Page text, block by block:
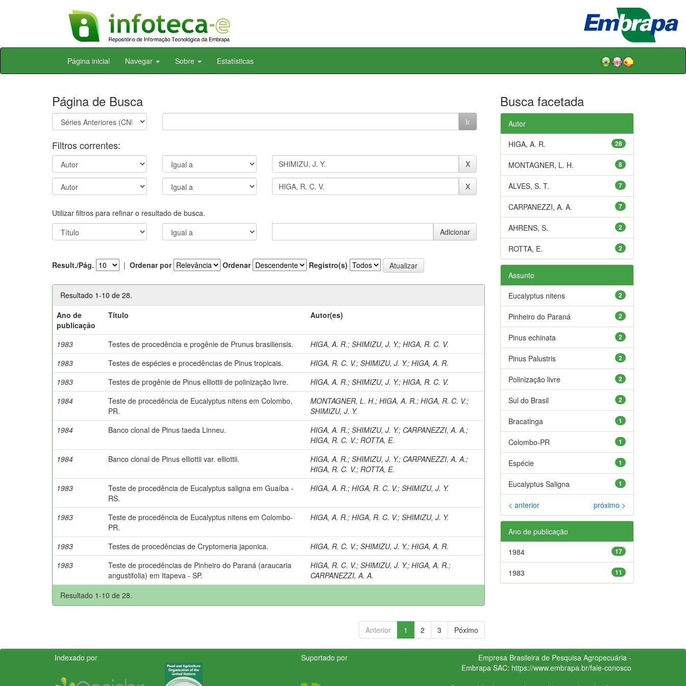
Skip
Página inicial Navegar Sobre Estatísticas
Página de Busca
Filtros correntes:
Utilizar filtros para refinar o resultado de busca.
Result./Pág. | Ordenar por Ordenar Registro(s)
Resultado 1-10 de 28.
Ano de
publicação
Título Autor(es)
1983 Testes de procedência e progênie de Prunus brasiliensis. HIGA, A. R.;SHIMIZU, J. Y.;HIGA, R. C. V.
1983
Testes de espécies e procedências de Pinus tropicais. HIGA, R. C. V.;SHIMIZU, J. Y.;HIGA, A. R.
1983
Testes de progênie de Pinus elliottii de polinização livre. HIGA, A. R.;SHIMIZU, J. Y.;HIGA, R. C. V.
1984
Teste de procedência de Eucalyptus nitens em Colombo,
PR.
MONTAGNER, L. H.;HIGA, A. R.;HIGA, R. C. V.;
SHIMIZU, J. Y.
1984
Banco clonal de Pinus taeda Linneu. HIGA, A. R.;SHIMIZU, J. Y.; CARPANEZZI, A. A.;
HIGA, R. C. V.; ROTTA, E.
1984
Banco clonal de Pinus elliottii var. elliottii. HIGA, A. R.;SHIMIZU, J. Y.; CARPANEZZI, A. A.;
HIGA, R. C. V.; ROTTA, E.
1983
Teste de procedência de Eucalyptus saligna em Guaíba -
RS.
HIGA, A. R.;HIGA, R. C. V.;SHIMIZU, J. Y.
1983
Teste de procedência de Eucalyptus nitens em Colombo-
PR.
HIGA, A. R.;HIGA, R. C. V.;SHIMIZU, J. Y.
1983 Testes de procedências de Cryptomeria japonica. HIGA, R. C. V.;SHIMIZU, J. Y.;HIGA, A. R.
1983
Teste de procedências de Pinheiro do Paraná (araucaria
angustifolia) em Itapeva - SP.
HIGA, R. C. V.;SHIMIZU, J. Y.;HIGA, A. R.;
CARPANEZZI, A. A.
Resultado 1-10 de 28.
Anterior 1 2 3 Póximo
Busca facetada
Autor
28
HIGA, A. R.
8
MONTAGNER, L. H.
7
ALVES, S. T.
7
CARPANEZZI, A. A.
2
AHRENS, S.
2
ROTTA, E.
Assunto
2
Eucalyptus nitens
2
Pinheiro do Paraná
2
Pinus echinata
2
Pinus Palustris
2
Polinização livre
2
Sul do Brasil
1
Bracatinga
1
Colombo-PR
1
Espécie
1
Eucalyptus Saligna
< anterior próximo >
Ano de publicação
17
1984
11
1983
Indexado por Suportado por
Empresa Brasileira de Pesquisa Agropecuária -
Embrapa SAC: https://www.embrapa.br/fale-conosco